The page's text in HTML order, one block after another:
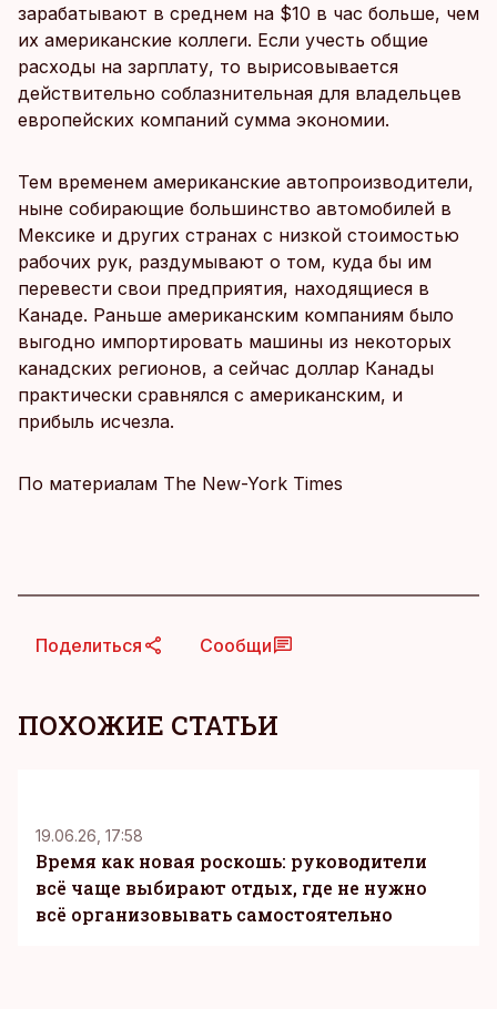
зарабатывают в среднем на $10 в час больше, чем
их американские коллеги. Если учесть общие
расходы на зарплату, то вырисовывается
действительно соблазнительная для владельцев
европейских компаний сумма экономии.
Тем временем американские автопроизводители,
ныне собирающие большинство автомобилей в
Мексике и других странах с низкой стоимостью
рабочих рук, раздумывают о том, куда бы им
перевести свои предприятия, находящиеся в
Канаде. Раньше американским компаниям было
выгодно импортировать машины из некоторых
канадских регионов, а сейчас доллар Канады
практически сравнялся с американским, и
прибыль исчезла.
По материалам The New-York Times
Поделиться Сообщи
ПОХОЖИЕ СТАТЬИ
19.06.26, 17:58
Время как новая роскошь: руководители
всё чаще выбирают отдых, где не нужно
всё организовывать самостоятельно